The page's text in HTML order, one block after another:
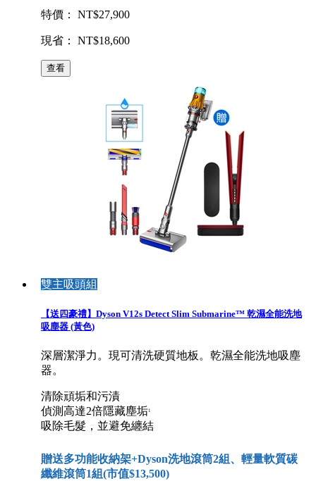
特價： NT$27,900
現省： NT$18,600
查看
雙主吸頭組
【送四豪禮】Dyson V12s Detect Slim Submarine™ 乾濕全能洗地
吸塵器 (黃色)
深層潔淨力。現可清洗硬質地板。乾濕全能洗地吸塵
器。
清除頑垢和污漬
偵測高達2倍隱藏塵垢1
吸除毛髮，並避免纏結
贈送多功能收納架+Dyson洗地滾筒2組、輕量軟質碳
纖維滾筒1組(市值$13,500)